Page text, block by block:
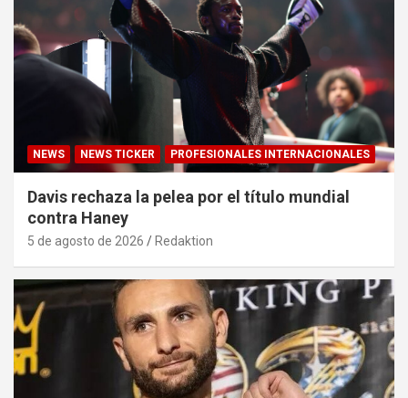
NEWS NEWS TICKER PROFESIONALES INTERNACIONALES
Davis rechaza la pelea por el título mundial
contra Haney
5 de agosto de 2026 Redaktion